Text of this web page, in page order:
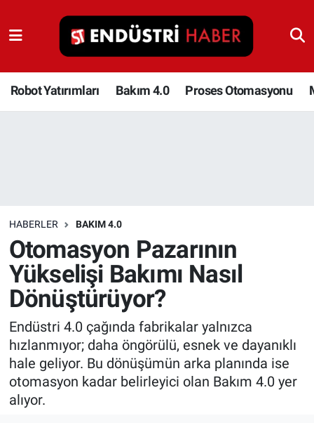
Robot Yatırımları Bakım 4.0 Proses Otomasyonu
HABERLER BAKIM 4.0
Otomasyon Pazarının
Yükselişi Bakımı Nasıl
Dönüştürüyor?
Endüstri 4.0 çağında fabrikalar yalnızca
hızlanmıyor; daha öngörülü, esnek ve dayanıklı
hale geliyor. Bu dönüşümün arka planında ise
otomasyon kadar belirleyici olan Bakım 4.0 yer
alıyor.
Robot Yatırımları
Bakım 4.0
İnşaat ve Malzeme
HaberOrtak
EndüstriST
Enerjisini Üreten Fabrikalar